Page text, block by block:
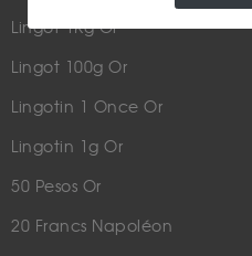
Lingot 1Kg Or
Lingot 100g Or
Lingotin 1 Once Or
Lingotin 1g Or
50 Pesos Or
20 Francs Napoléon